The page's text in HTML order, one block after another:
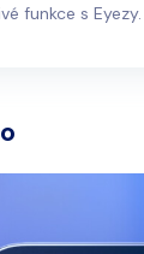
funkce s Eyezy.